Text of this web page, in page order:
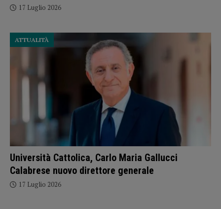
17 Luglio 2026
Università Cattolica, Carlo Maria Gallucci
Calabrese nuovo direttore generale
ATTUALITÀ
17 Luglio 2026